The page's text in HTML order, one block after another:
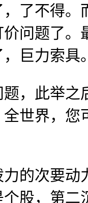
了不得
问题了
巨力索具。
此举之
世界，您
的次要动
股，第